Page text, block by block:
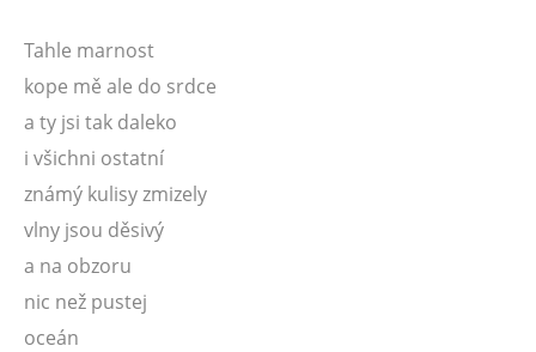
Tahle marnost
kope mě ale do srdce
a ty jsi tak daleko
i všichni ostatní
známý kulisy zmizely
vlny jsou děsivý
a na obzoru
nic než pustej
oceán